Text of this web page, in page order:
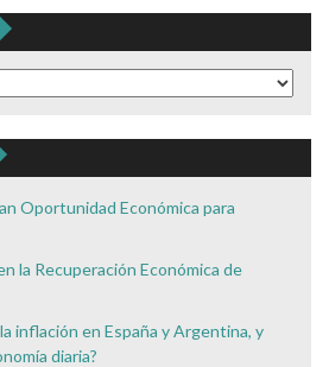
Oportunidad Económica para
la Recuperación Económica de
inflación en España y Argentina, y
diaria?